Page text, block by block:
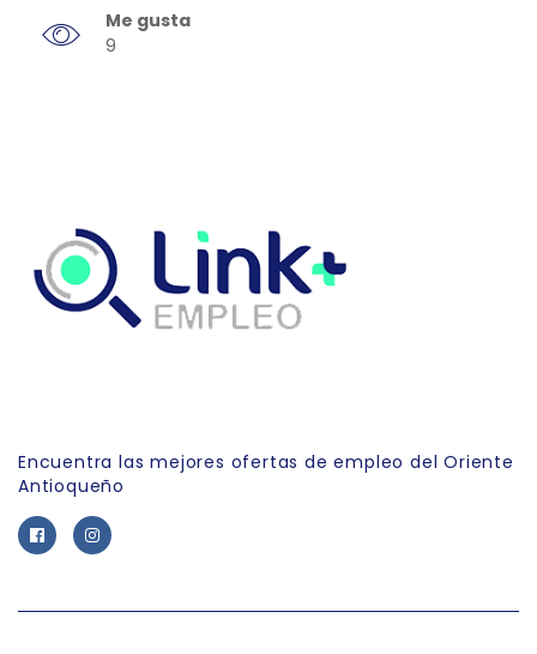
Me gusta
9
Encuentra las mejores ofertas de empleo del Oriente
Antioqueño